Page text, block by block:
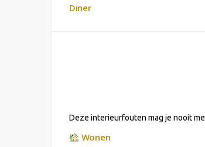
Diner
Deze interieurfouten mag je nooit
Wonen